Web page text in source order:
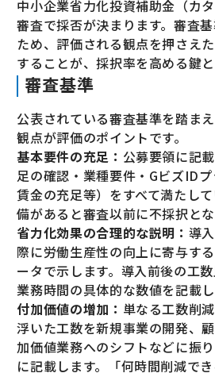
中小企業省力化投資補助金（カ
審査で採否が決まります。審査
ため、評価される観点を押さえ
することが、採択率を高める鍵と
審査基準
公表されている審査基準を踏ま
観点が評価のポイントです。
基本要件の充足： 公募要領に記
足の確認・業種要件・GビズID
賃金の充足等）をすべて満たし
備があると審査以前に不採択とな
省力化効果の合理的な説明： 導
際に労働生産性の向上に寄与す
ータで示します。導入前後の工
業務時間の具体的な数値を記載し
付加価値の増加： 単なる工数削
浮いた工数を新規事業の開発、
加価値業務へのシフトなどに振
に記載します。「何時間削減で